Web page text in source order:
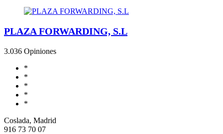
PLAZA FORWARDING, S.L
3.036 Opiniones
*
*
*
*
*
Coslada, Madrid
916 73 70 07